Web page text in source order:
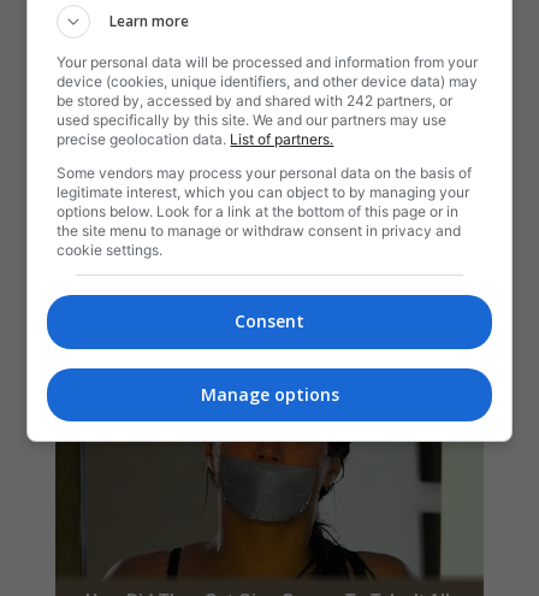
Learn more
Your personal data will be processed and information from your
device (cookies, unique identifiers, and other device data) may
be stored by, accessed by and shared with 242 partners, or
used specifically by this site. We and our partners may use
precise geolocation data. List of partners.
Some vendors may process your personal data on the basis of
legitimate interest, which you can object to by managing your
options below. Look for a link at the bottom of this page or in
the site menu to manage or withdraw consent in privacy and
cookie settings.
Consent
Manage options